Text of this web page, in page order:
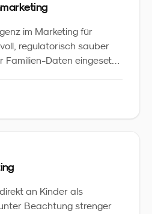
im Marketing für
regulatorisch sauber
Daten eingesetzt
an Kinder als
Beachtung strenger